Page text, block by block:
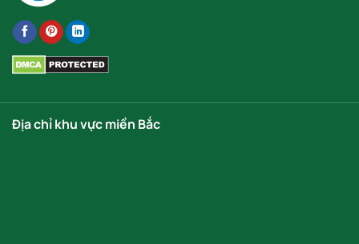
Địa chỉ khu vực miền Bắc